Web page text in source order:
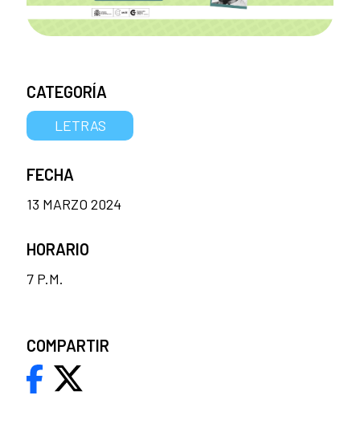
CATEGORÍA
LETRAS
FECHA
13 MARZO 2024
HORARIO
7 P.M.
COMPARTIR